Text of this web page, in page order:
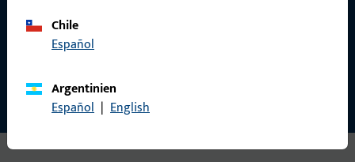
Chile
Español
Argentinien
Español | English